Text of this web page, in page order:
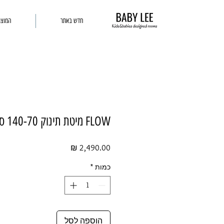
חדש באתר
FLOW מיטת תינוק 140-70 ס"מ לבנה
כמות *
הוספה לסל